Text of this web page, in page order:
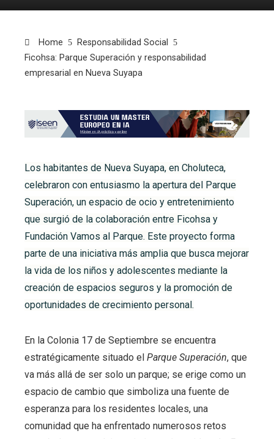
Home
Responsabilidad Social
Ficohsa: Parque Superación y responsabilidad
empresarial en Nueva Suyapa
Los habitantes de Nueva Suyapa, en Choluteca,
celebraron con entusiasmo la apertura del Parque
Superación, un espacio de ocio y entretenimiento
que surgió de la colaboración entre Ficohsa y
Fundación Vamos al Parque. Este proyecto forma
parte de una iniciativa más amplia que busca mejorar
la vida de los niños y adolescentes mediante la
creación de espacios seguros y la promoción de
oportunidades de crecimiento personal.
En la Colonia 17 de Septiembre se encuentra
estratégicamente situado el Parque Superación, que
va más allá de ser solo un parque; se erige como un
espacio de cambio que simboliza una fuente de
esperanza para los residentes locales, una
comunidad que ha enfrentado numerosos retos